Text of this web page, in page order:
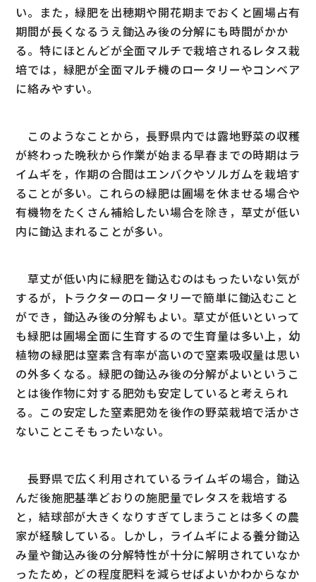
い。また，緑肥を出穂期や開花期までおくと圃場占有
期間が長くなるうえ鋤込み後の分解にも時間がかか
る。特にほとんどが全面マルチで栽培されるレタス栽
培では，緑肥が全面マルチ機のロータリーやコンベア
に絡みやすい。
このようなことから，長野県内では露地野菜の収穫
が終わった晩秋から作業が始まる早春までの時期はラ
イムギを，作期の合間はエンバクやソルガムを栽培す
ることが多い。これらの緑肥は圃場を休ませる場合や
有機物をたくさん補給したい場合を除き，草丈が低い
内に鋤込まれることが多い。
草丈が低い内に緑肥を鋤込むのはもったいない気が
するが，トラクターのロータリーで簡単に鋤込むこと
ができ，鋤込み後の分解もよい。草丈が低いといって
も緑肥は圃場全面に生育するので生育量は多い上，幼
植物の緑肥は窒素含有率が高いので窒素吸収量は思い
の外多くなる。緑肥の鋤込み後の分解がよいというこ
とは後作物に対する肥効も安定していると考えられ
る。この安定した窒素肥効を後作の野菜栽培で活かさ
ないことこそもったいない。
長野県で広く利用されているライムギの場合，鋤込
んだ後施肥基準どおりの施肥量でレタスを栽培する
と，結球部が大きくなりすぎてしまうことは多くの農
家が経験している。しかし，ライムギによる養分鋤込
み量や鋤込み後の分解特性が十分に解明されていなか
ったため，どの程度肥料を減らせばよいかわからなか